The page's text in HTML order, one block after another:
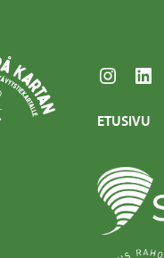
Instagram LinkedIn
ETUSIVU